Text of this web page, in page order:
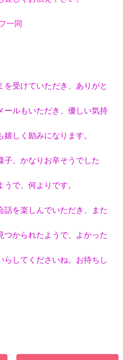
一同
を受けていただき、ありがと
ールもいただき、優しい気持
しく励みになります。
子、かなりお辛そうでした
で、何よりです。
話を楽しんでいただき、また
つかられたようで、よかった
らしてくださいね。お待ちし